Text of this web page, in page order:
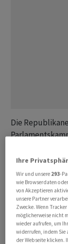
Die
mehrere
versucht,
das Votum zu
Social schrieb
Parlament, der
bei
Ihre
Wir und unsere 293-
wie Browserdaten
von Akzeptieren
unsere Partner
Zwecke. Wenn
möglicherweise nicht
wieder aufrufen, um
widerrufen, indem Sie
der Webseite klicken.